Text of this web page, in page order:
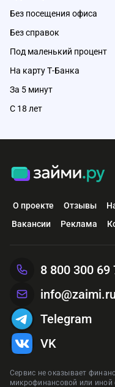
Без посещения офиса
Без справок
Под маленький процент
На карту Т-Банка
За 5 минут
С 18 лет
О проекте Отзывы
Вакансии
Реклама
Сервис не оказывает
микрофинансовой или иной
8 800 300 69
info@zaimi.ru
Telegram
VK